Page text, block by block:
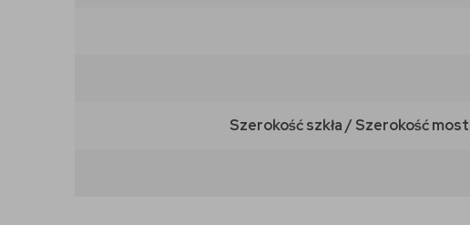
Szerokość szkła / Szerokość